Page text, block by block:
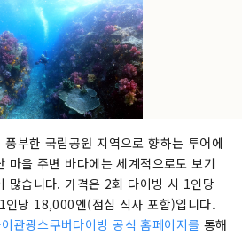
부한 국립공원 지역으로 향하는 투어에
마을 주변 바다에는 세계적으로도 보기
많습니다. 가격은 2회 다이빙 시 1인당
당 18,000엔(점심 식사 포함)입니다.
관광스쿠버다이빙 공식 홈페이지를 통해